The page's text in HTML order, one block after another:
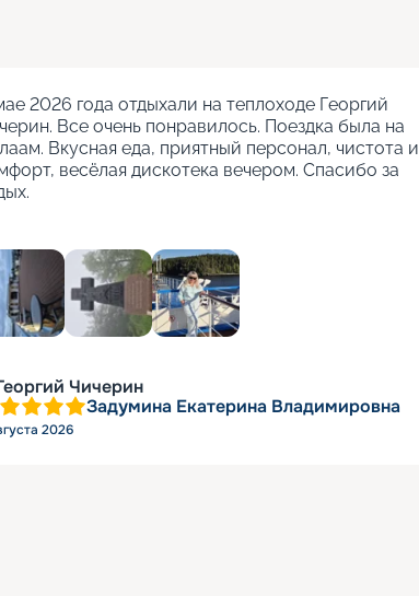
2026 года отдыхали на теплоходе Георгий
Все очень понравилось. Поездка была на
Вкусная еда, приятный персонал, чистота и
весёлая дискотека вечером. Спасибо за
Чичерин
Задумина Екатерина Владимировна
2026